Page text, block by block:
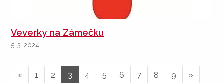
Veverky na Zámečku
5. 3. 2024
« 1 2 3 4 5 6 7 8 9 »